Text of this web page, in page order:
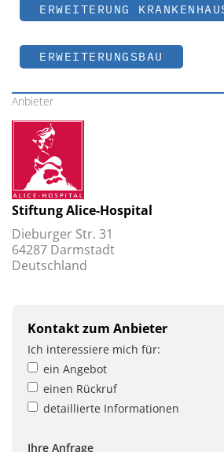
ERWEITERUNG
ERWEITERUNGSBAU
Anbieter
Stiftung Alice-Hospital
Dieburger Str. 31
64287 Darmstadt
Deutschland
Kontakt zum Anbieter
Ich interessiere mich für:
ein Angebot
einen Rückruf
detaillierte Informationen
Ihre Anfrage